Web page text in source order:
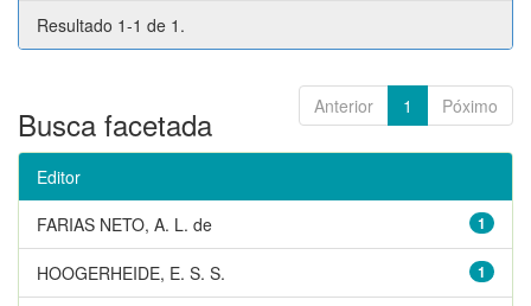
Resultado 1-1 de 1.
Anterior 1 Póximo
Busca facetada
Editor
1
FARIAS NETO, A. L. de
1
HOOGERHEIDE, E. S. S.